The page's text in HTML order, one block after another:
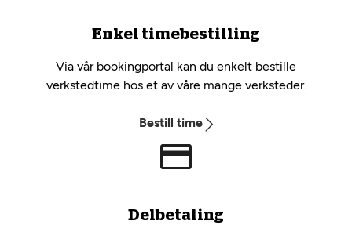
Enkel timebestilling
Via vår bookingportal kan du enkelt bestille
verkstedtime hos et av våre mange verksteder.
Bestill time
Delbetaling